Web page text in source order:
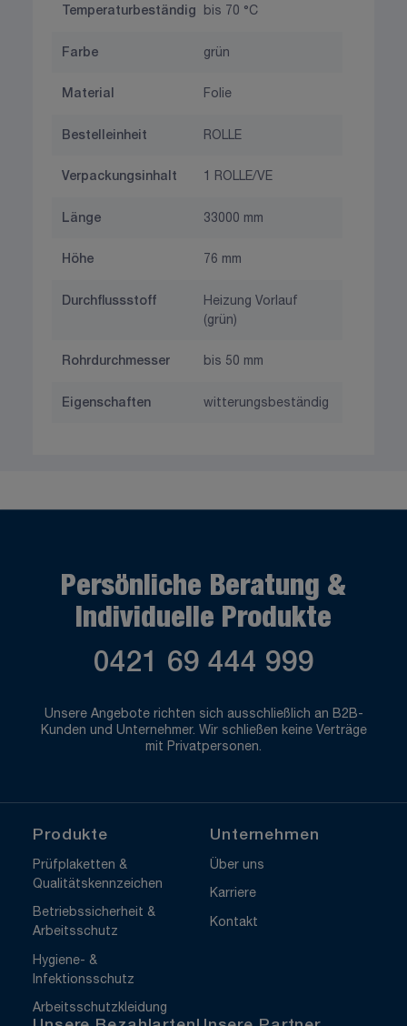
Temperaturbeständig bis 70 °C
Farbe grün
Material Folie
Bestelleinheit ROLLE
Verpackungsinhalt 1 ROLLE/VE
Länge 33000 mm
Höhe 76 mm
Durchflussstoff
Heizung Vorlauf
(grün)
Rohrdurchmesser bis 50 mm
Eigenschaften witterungsbeständig
Persönliche Beratung &
Individuelle Produkte
0421 69 444 999
Unsere Angebote richten sich ausschließlich an B2B-
Kunden und Unternehmer. Wir schließen keine Verträge
mit Privatpersonen.
Produkte
Prüfplaketten &
Qualitätskennzeichen
Betriebssicherheit &
Arbeitsschutz
Hygiene- &
Infektionsschutz
Arbeitsschutzkleidung
Unternehmen
Über uns
Karriere
Kontakt